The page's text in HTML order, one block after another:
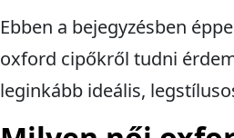
Ebben a bejegyzésben
oxford cipőkről tudni
leginkább ideális,